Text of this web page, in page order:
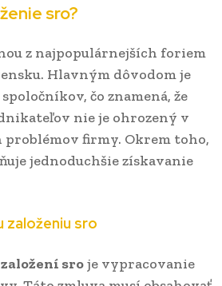
sro?
z najpopulárnejších foriem
Hlavným dôvodom je
čo znamená, že
nie je ohrozený v
firmy. Okrem toho,
jednoduchšie získavanie
založeniu sro
založení sroje vypracovanie